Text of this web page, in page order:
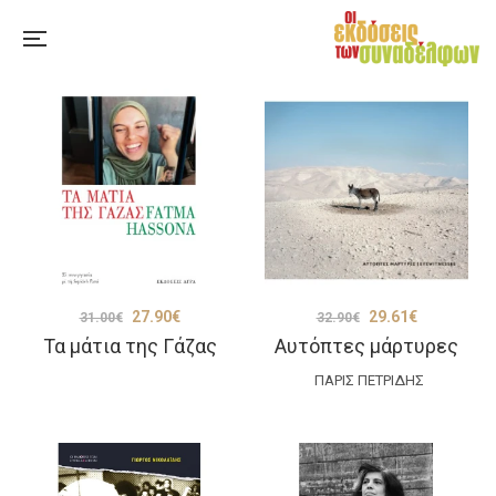
Τα μάτια της Γάζας
31.00€
Original
price
27.90€Η
τρέχουσα
27.90€.
Αυτόπτες μάρτυρες
32.90€
Original
price
was:
29.61 €Η
τρέχουσα
τιμή
29.61€.
ΠΆΡΙΣ ΠΕΤΡΊΔΗΣ